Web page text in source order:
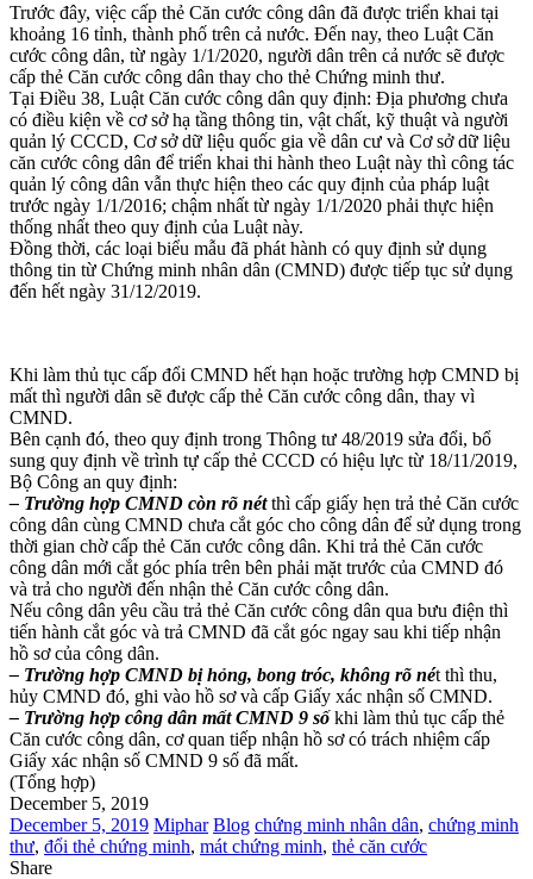
Trước đây, việc cấp thẻ Căn cước công dân đã được triển khai tại
khoảng 16 tỉnh, thành phố trên cả nước. Đến nay, theo Luật Căn
cước công dân, từ ngày 1/1/2020, người dân trên cả nước sẽ được
cấp thẻ Căn cước công dân thay cho thẻ Chứng minh thư.
Tại Điều 38, Luật Căn cước công dân quy định: Địa phương chưa
có điều kiện về cơ sở hạ tầng thông tin, vật chất, kỹ thuật và người
quản lý CCCD, Cơ sở dữ liệu quốc gia về dân cư và Cơ sở dữ liệu
căn cước công dân để triển khai thi hành theo Luật này thì công tác
quản lý công dân vẫn thực hiện theo các quy định của pháp luật
trước ngày 1/1/2016; chậm nhất từ ngày 1/1/2020 phải thực hiện
thống nhất theo quy định của Luật này.
Đồng thời, các loại biểu mẫu đã phát hành có quy định sử dụng
thông tin từ Chứng minh nhân dân (CMND) được tiếp tục sử dụng
đến hết ngày 31/12/2019.
Khi làm thủ tục cấp đổi CMND hết hạn hoặc trường hợp CMND bị
mất thì người dân sẽ được cấp thẻ Căn cước công dân, thay vì
CMND.
Bên cạnh đó, theo quy định trong Thông tư 48/2019 sửa đổi, bổ
sung quy định về trình tự cấp thẻ CCCD có hiệu lực từ 18/11/2019,
Bộ Công an quy định:
– Trường hợp CMND còn rõ nétthì cấp giấy hẹn trả thẻ Căn cước
công dân cùng CMND chưa cắt góc cho công dân để sử dụng trong
thời gian chờ cấp thẻ Căn cước công dân. Khi trả thẻ Căn cước
công dân mới cắt góc phía trên bên phải mặt trước của CMND đó
và trả cho người đến nhận thẻ Căn cước công dân.
Nếu công dân yêu cầu trả thẻ Căn cước công dân qua bưu điện thì
tiến hành cắt góc và trả CMND đã cắt góc ngay sau khi tiếp nhận
hồ sơ của công dân.
– Trường hợp CMND bị hỏng, bong tróc, không rõ nét thì thu,
hủy CMND đó, ghi vào hồ sơ và cấp Giấy xác nhận số CMND.
– Trường hợp công dân mất CMND 9 sốkhi làm thủ tục cấp thẻ
Căn cước công dân, cơ quan tiếp nhận hồ sơ có trách nhiệm cấp
Giấy xác nhận số CMND 9 số đã mất.
(Tổng hợp)
December 5, 2019
December 5, 2019 Miphar Blog chứng minh nhân dân, chứng minh
thư, đổi thẻ chứng minh, mát chứng minh, thẻ căn cước
Share